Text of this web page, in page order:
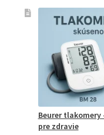
Beurer
pre zdravie